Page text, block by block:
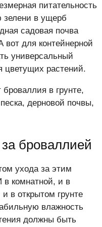
питательность
зелени в ущерб
садовая почва
вот для контейнерной
универсальный
цветущих растений.
в грунте,
дерновой почвы,
броваллией
ухода за этим
комнатной, и в
в открытом грунте
влажность
должны быть